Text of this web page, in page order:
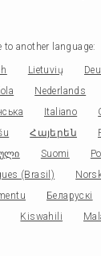
to another language:
Lietuvių
Nederlands
Italiano
Հայերեն
Suomi
(Brasil)
Беларускі
Kiswahili